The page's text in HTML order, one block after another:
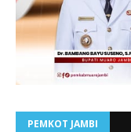
PEMKOT JAMBI